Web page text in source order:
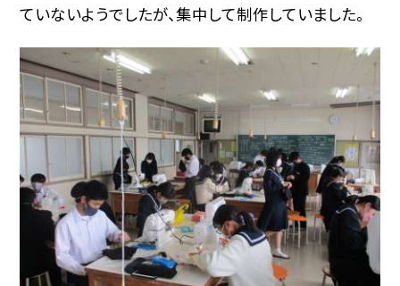
ていないようでしたが、集中して制作していました。